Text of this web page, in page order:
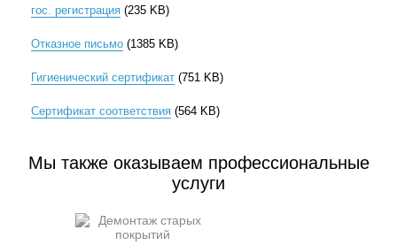
гос. регистрация (235 KB)
Отказное письмо (1385 KB)
Гигиенический сертификат (751 KB)
Сертификат соответствия (564 KB)
Мы также оказываем профессиональные
услуги